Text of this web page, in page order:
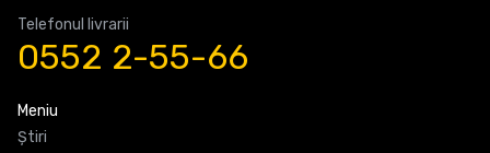
Telefonul livrarii
0552 2-55-66
Meniu
Știri